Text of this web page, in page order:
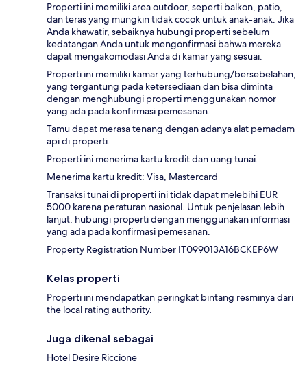
Properti ini memiliki area outdoor, seperti balkon, patio,
dan teras yang mungkin tidak cocok untuk anak-anak. Jika
Anda khawatir, sebaiknya hubungi properti sebelum
kedatangan Anda untuk mengonfirmasi bahwa mereka
dapat mengakomodasi Anda di kamar yang sesuai.
Properti ini memiliki kamar yang terhubung/bersebelahan,
yang tergantung pada ketersediaan dan bisa diminta
dengan menghubungi properti menggunakan nomor
yang ada pada konfirmasi pemesanan.
Tamu dapat merasa tenang dengan adanya alat pemadam
api di properti.
Properti ini menerima kartu kredit dan uang tunai.
Menerima kartu kredit: Visa, Mastercard
Transaksi tunai di properti ini tidak dapat melebihi EUR
5000 karena peraturan nasional. Untuk penjelasan lebih
lanjut, hubungi properti dengan menggunakan informasi
yang ada pada konfirmasi pemesanan.
Property Registration Number IT099013A16BCKEP6W
Kelas properti
Properti ini mendapatkan peringkat bintang resminya dari
the local rating authority.
Juga dikenal sebagai
Hotel Desire Riccione